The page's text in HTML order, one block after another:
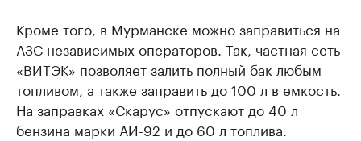
Кроме того, в Мурманске можно заправиться на
АЗС независимых операторов. Так, частная сеть
«ВИТЭК» позволяет залить полный бак любым
топливом, а также заправить до 100 л в емкость.
На заправках «Скарус» отпускают до 40 л
бензина марки АИ-92 и до 60 л топлива.